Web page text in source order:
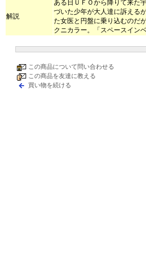
解説
ある日ＵＦＯから降りて来た
づいた少年が大人達に訴える
た女医と円盤に乗り込むのだ
クニカラー。「スペースイン
この商品について問い合わせる
この商品を友達に教える
買い物を続ける